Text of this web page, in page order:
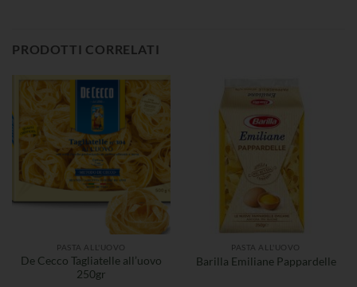
PRODOTTI CORRELATI
PASTA ALL'UOVO
De Cecco Tagliatelle all’uovo
250gr
PASTA ALL'UOVO
Barilla Emiliane Pappardelle